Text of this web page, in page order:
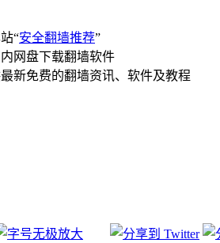
“安全翻墙推荐”
网盘下载翻墙软件
新免费的翻墙资讯、软件及教程